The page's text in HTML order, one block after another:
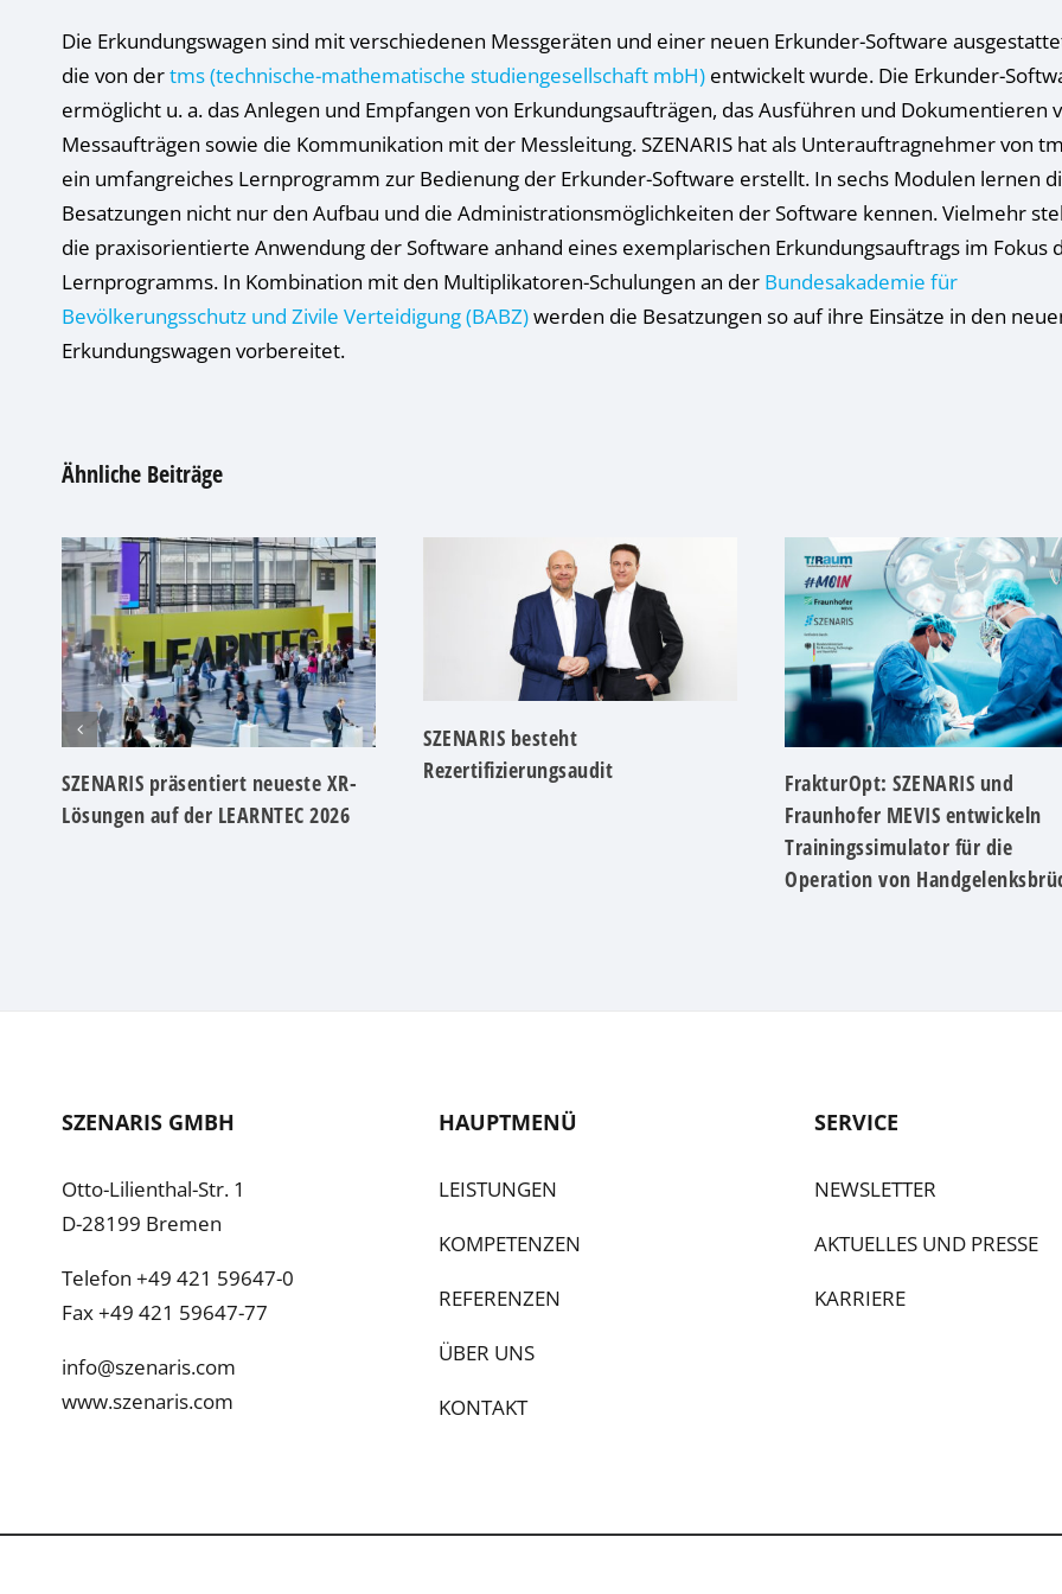
Die Erkundungswagen sind mit verschiedenen Messgeräten und einer neuen Erkunder-Software
die von dertms (technische-mathematische studiengesellschaft mbH) entwickelt wurde. Die Erkunder-
ermöglicht u. a. das Anlegen und Empfangen von Erkundungsaufträgen, das Ausführen und Dokumentieren
Messaufträgen sowie die Kommunikation mit der Messleitung. SZENARIS hat als Unterauftragnehmer von
ein umfangreiches Lernprogramm zur Bedienung der Erkunder-Software erstellt. In sechs Modulen lernen
Besatzungen nicht nur den Aufbau und die Administrationsmöglichkeiten der Software kennen. Vielmehr
die praxisorientierte Anwendung der Software anhand eines exemplarischen Erkundungsauftrags im Fokus
Lernprogramms. In Kombination mit den Multiplikatoren-Schulungen an der Bundesakademie für
Bevölkerungsschutz und Zivile Verteidigung (BABZ)werden die Besatzungen so auf ihre Einsätze in den
Erkundungswagen vorbereitet.
Ähnliche Beiträge
SZENARIS präsentiert neueste XR-
Lösungen auf der LEARNTEC 2026
SZENARIS besteht
Rezertifizierungsaudit
FrakturOpt: SZENARIS und
Fraunhofer MEVIS entwickeln
Trainingssimulator für die
Operation von
SZENARIS GMBH
Otto-Lilienthal-Str. 1
D-28199 Bremen
Telefon +49 421 59647-0
Fax +49 421 59647-77
info@szenaris.com
www.szenaris.com
HAUPTMENÜ
LEISTUNGEN
KOMPETENZEN
REFERENZEN
ÜBER UNS
KONTAKT
SERVICE
NEWSLETTER
AKTUELLES UND PRESSE
KARRIERE
Alle akzeptieren
Nur essenzielle Cookies akzeptieren
Datenschutzeinstellungen
Essenziell (1)
Essenzielle Cookies ermöglichen grundlegende Funktionen und sind für die
Funktion der Website erforderlich.
Cookie-Informationen anzeigen
Statistiken (1)